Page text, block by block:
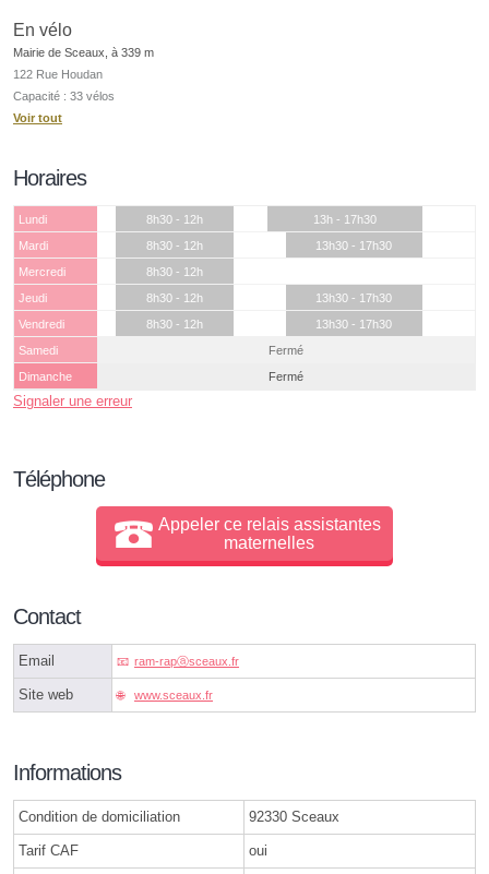
En vélo
Mairie de Sceaux, à 339 m
122 Rue Houdan
Capacité : 33 vélos
Voir tout
Horaires
Lundi 8h30 - 12h
13h - 17h30
Mardi
8h30 - 12h
13h30 - 17h30
Mercredi
8h30 - 12h
Jeudi
8h30 - 12h
13h30 - 17h30
Vendredi
8h30 - 12h
13h30 - 17h30
Samedi
Fermé
Dimanche
Fermé
Signaler une erreur
Téléphone
Appeler ce relais assistantes
maternelles
Contact
Email ram-rapⓐsceaux.fr
Site web www.sceaux.fr
Informations
Condition de domiciliation 92330 Sceaux
Tarif CAF oui